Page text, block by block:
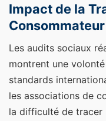
Impact de la
Consommateur
Les audits sociaux
montrent une
standards
les associations de
la difficulté de tracer